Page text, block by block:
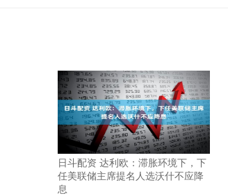
日斗配资 达利欧：滞胀环境下，下
任美联储主席提名人选沃什不应降
息